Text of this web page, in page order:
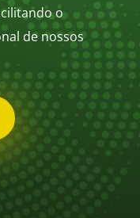
o
de nossos